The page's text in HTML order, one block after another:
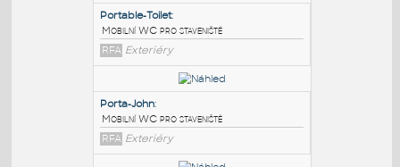
PODOBNÉ BLOKY
Tower_Crane:
Jeřáb pro staveniště
RFA Průmysl